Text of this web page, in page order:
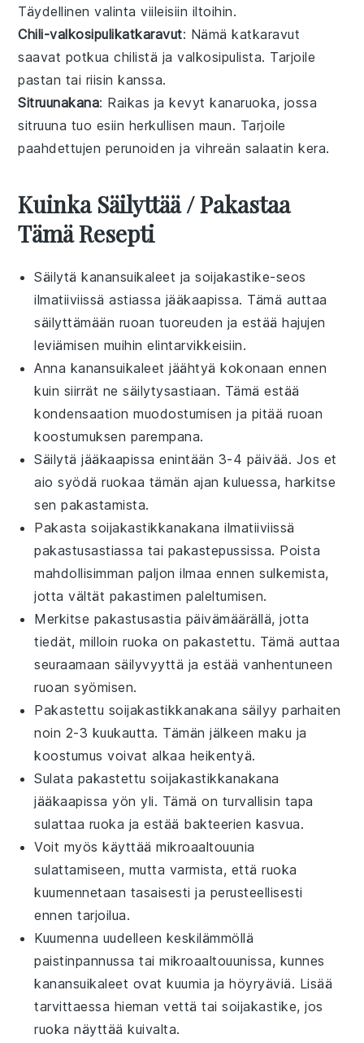
Täydellinen valinta viileisiin iltoihin.
Chili-valkosipulikatkaravut: Nämäkatkaravut
saavat potkuachilistä javalkosipulista. Tarjoile
pastan tai riisin kanssa.
Sitruunakana: Raikas ja kevytkanaruoka, jossa
sitruuna tuo esiin herkullisen maun. Tarjoile
paahdettujen perunoiden ja vihreän salaatin kera.
Kuinka Säilyttää / Pakastaa
Tämä Resepti
Säilytäkanansuikaleet jasoijakastike-seos
ilmatiiviissä astiassa jääkaapissa. Tämä auttaa
säilyttämään ruoan tuoreuden ja estää hajujen
leviämisen muihin elintarvikkeisiin.
Anna kanansuikaleet jäähtyä kokonaan ennen
kuin siirrät ne säilytysastiaan. Tämä estää
kondensaation muodostumisen ja pitää ruoan
koostumuksen parempana.
Säilytä jääkaapissa enintään 3-4 päivää. Jos et
aio syödä ruokaa tämän ajan kuluessa, harkitse
sen pakastamista.
Pakastasoijakastikkanakana ilmatiiviissä
pakastusastiassa tai pakastepussissa. Poista
mahdollisimman paljon ilmaa ennen sulkemista,
jotta vältät pakastimen paleltumisen.
Merkitse pakastusastia päivämäärällä, jotta
tiedät, milloin ruoka on pakastettu. Tämä auttaa
seuraamaan säilyvyyttä ja estää vanhentuneen
ruoan syömisen.
Pakastettu soijakastikkanakana säilyy parhaiten
noin 2-3 kuukautta. Tämän jälkeen maku ja
koostumus voivat alkaa heikentyä.
Sulata pakastettusoijakastikkanakana
jääkaapissa yön yli. Tämä on turvallisin tapa
sulattaa ruoka ja estää bakteerien kasvua.
Voit myös käyttää mikroaaltouunia
sulattamiseen, mutta varmista, että ruoka
kuumennetaan tasaisesti ja perusteellisesti
ennen tarjoilua.
Kuumenna uudelleen keskilämmöllä
paistinpannussa tai mikroaaltouunissa, kunnes
kanansuikaleet ovat kuumia ja höyryäviä. Lisää
tarvittaessa hieman vettä taisoijakastike, jos
ruoka näyttää kuivalta.